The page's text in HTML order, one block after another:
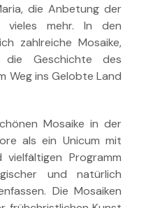
die Anbetung der
vieles mehr. In den
zahlreiche Mosaike,
Geschichte des
Weg ins Gelobte Land
Mosaike in der
als ein Unicum mit
Programm
und natürlich
Die Mosaiken